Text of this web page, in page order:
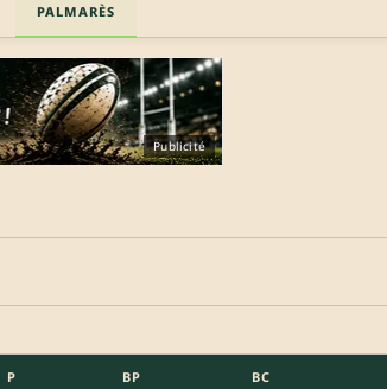
PALMARÈS
Publicité
P BP BC